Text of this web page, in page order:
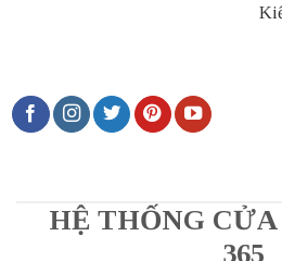
HỆ THỐNG
365